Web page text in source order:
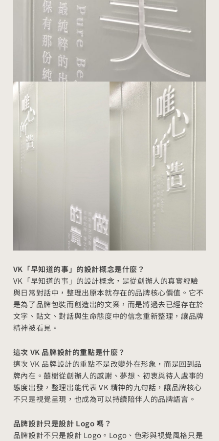
VK「早知道的事」的設計概念是什麼？
VK「早知道的事」的設計概念，是從創辦人的真實經驗
與日常對話中，整理出原本就存在的品牌核心價值。它不
是為了品牌包裝而創造出的文案，而是將過去已經存在於
文字、貼文、對話與生命態度中的信念重新整理，讓品牌
精神被看見。
這次 VK 品牌設計的重點是什麼？
這次 VK 品牌設計的重點不是改變外在形象，而是回到品
牌內在。囍樹從創辦人的感謝、夢想、初衷與待人處事的
態度出發，整理出能代表 VK 精神的九句話，讓品牌核心
不只是視覺呈現，也成為可以持續陪伴人的品牌語言。
品牌設計只是設計 Logo 嗎？
品牌設計不只是設計 Logo。Logo、色彩與視覺風格只是